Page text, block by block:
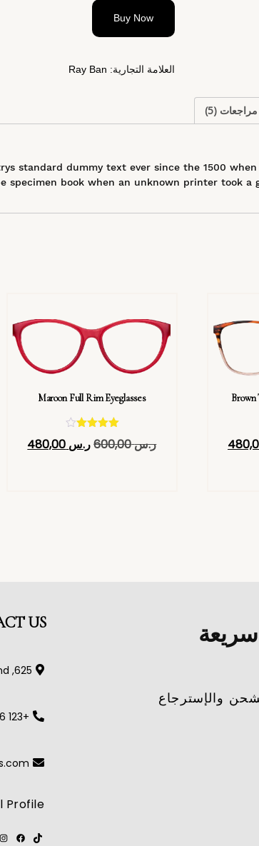
Buy Now
العلامة التجارية: Ray Ban
مراجعات (5)
standard dummy text ever since the 1500
specimen book when an unknown printer took
Brown
Maroon Full Rim Eyeglasses
تم التقييم
4.40
ر.س600,00 ر.س
والإسترجاع
US
625, david dikate road Adventure Land.
+123 456 781
Profile